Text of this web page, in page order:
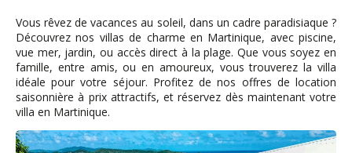
spot sont magnifiques ! Tout est top du mobilier aux
services
barlet - février 2022
Magnifique maison dans un cadre hors du commun
Un des plus beaux sites de la Martinique
Vous rêvez de vacances au soleil, dans un cadre paradisiaque ?
Découvrez nos villas de charme en Martinique, avec piscine,
vue mer, jardin, ou accès direct à la plage. Que vous soyez en
famille, entre amis, ou en amoureux, vous trouverez la villa
idéale pour votre séjour. Profitez de nos offres de location
saisonnière à prix attractifs, et réservez dès maintenant votre
villa en Martinique.